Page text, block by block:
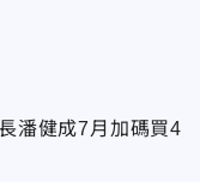
潘健成7月加碼買4